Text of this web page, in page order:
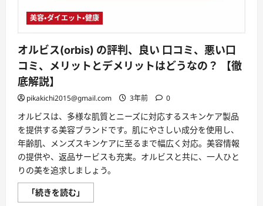
評
判、
良
い
コ
ミ、
悪
ミ、
リ
ッ
ト
と
デ
メ
リ
ッ
ト
美容・ダイエット・健康
オルビス(orbis) の評判、良い 口コミ、悪い口
コミ、メリットとデメリットはどうなの？ 【徹
底解説】
pikakichi2015@gmail.com 3年前 0
オルビスは、多様な肌質とニーズに対応するスキンケア製品
を提供する美容ブランドです。肌にやさしい成分を使用し、
年齢肌、メンズスキンケアに至るまで幅広く対応。美容情報
の提供や、返品サービスも充実。オルビスと共に、一人ひと
りの美を追求しましょう。
「続きを読む」
ル